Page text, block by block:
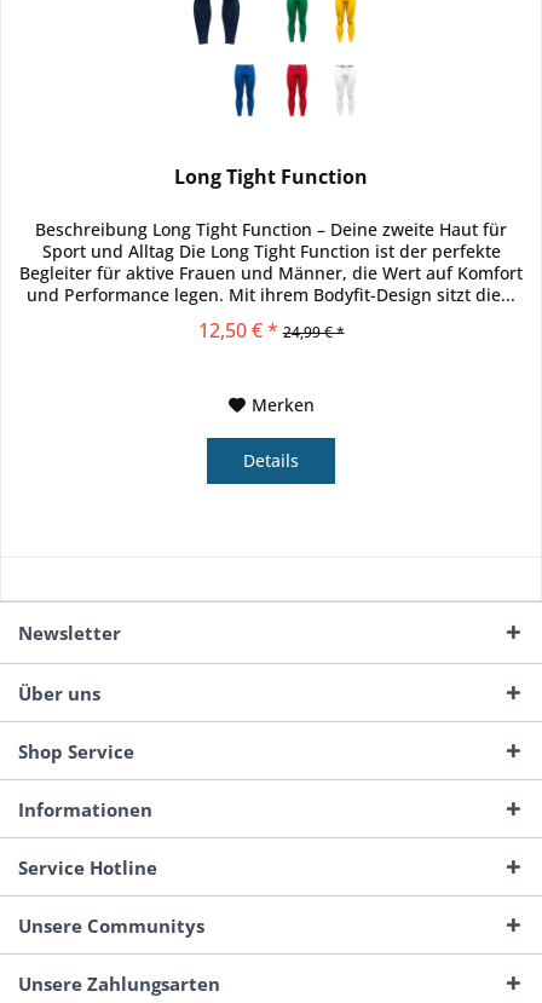
Long Tight Function
Beschreibung Long Tight Function – Deine zweite Haut für
Sport und Alltag Die Long Tight Function ist der perfekte
Begleiter für aktive Frauen und Männer, die Wert auf Komfort
und Performance legen. Mit ihrem Bodyfit-Design sitzt die...
12,50 € * 24,99 € *
Merken
Details
Newsletter
Über uns
Shop Service
Informationen
Service Hotline
Unsere Communitys
Unsere Zahlungsarten